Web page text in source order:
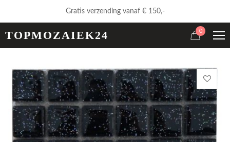
Gratis verzending vanaf € 150,-
TOPMOZAIEK24 0